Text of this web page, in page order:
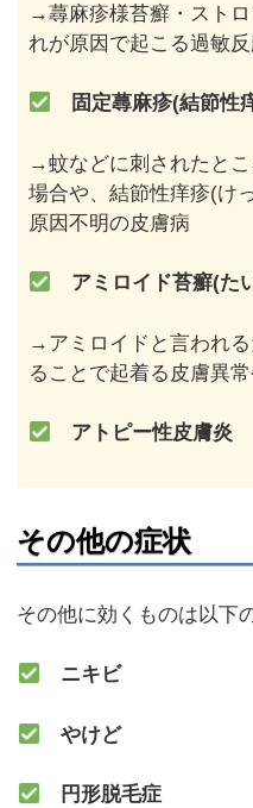
→蕁麻疹様苔癬・スト
れが原因で起こる過敏
固定蕁麻疹(結節性
→蚊などに刺されたと
場合や、結節性痒疹(け
原因不明の皮膚病
アミロイド苔癬(た
→アミロイドと言われ
ることで起着る皮膚異
アトピー性皮膚炎
その他の症状
その他に効くものは以下
ニキビ
やけど
円形脱毛症